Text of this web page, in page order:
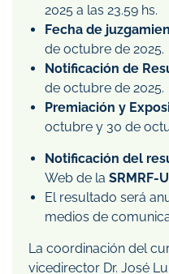
2025 a las 23.59 hs.
Fecha de
de octubre de 2025.
Notificación de
de octubre de 2025.
Premiación y
octubre y 30 de
Notificación del
Web de la SRMRF-
El resultado será
medios de
La coordinación del
vicedirector Dr. José